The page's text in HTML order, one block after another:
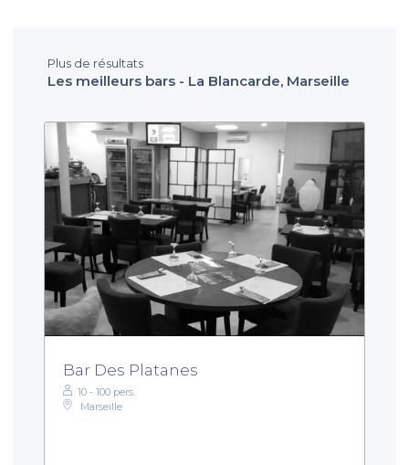
Plus de résultats
Les meilleurs bars - La Blancarde, Marseille
Bar Des Platanes
10 - 100 pers.
Marseille